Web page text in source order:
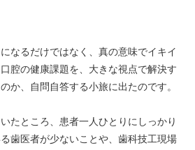
なるだけではなく、真の意味でイキイ
腔の健康課題を、大きな視点で解決す
か、​​自問自答する小旅に出たのです。
たところ、患者一人ひとりにしっかり
歯医者が少ないことや、歯科技工現場